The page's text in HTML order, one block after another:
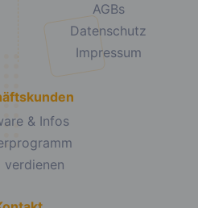
AGBs
Datenschutz
Impressum
& Infos
verdienen